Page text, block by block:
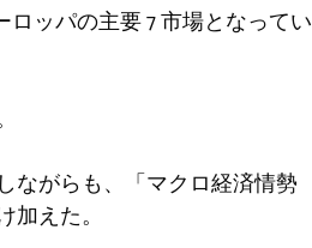
ッパの主要 7 市場となってい
ながらも、「マクロ経済情勢
えた。